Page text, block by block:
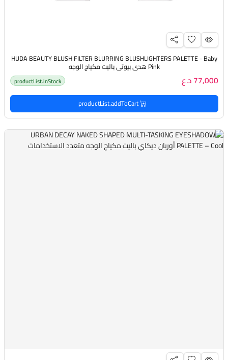
HUDA BEAUTY BLUSH FILTER BLURRING BLUSHLIGHTERS PALETTE - Baby
Pink هدى بيوتي باليت مكياج الوجه
77,000 د.ع productList.inStock
productList.addToCart